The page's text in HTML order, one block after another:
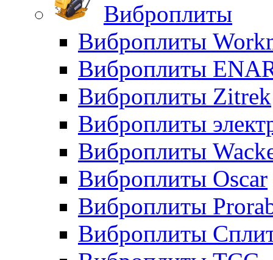
Виброплиты
Виброплиты
Виброплиты
Виброплиты Zitrek
Виброплиты
Виброплиты
Виброплиты Oscar
Виброплиты
Виброплиты